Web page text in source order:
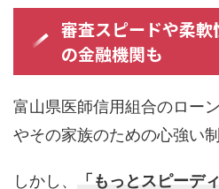
審査スピードや柔
の金融機関も
富山県医師信用組合のロー
やその家族のための心強い制
しかし、
「もっとスピーデ